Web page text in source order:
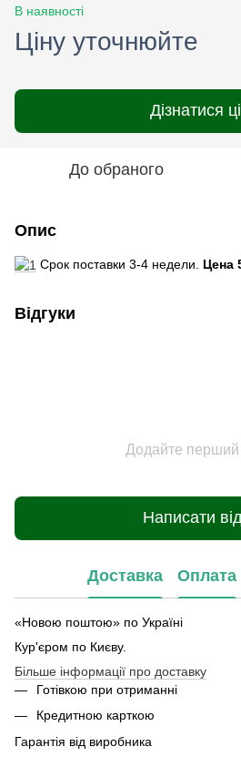
В наявності
Ціну уточнюйте
Дізнатися
До обраного
Опис
Срок поставки 3-4 недели. Цена
Відгуки
Додайте перший
Написати
Доставка Оплата
«Новою поштою» по Україні
Кур'єром по Києву.
Більше інформації про доставку
Готівкою при отриманні
Кредитною карткою
Гарантія від виробника